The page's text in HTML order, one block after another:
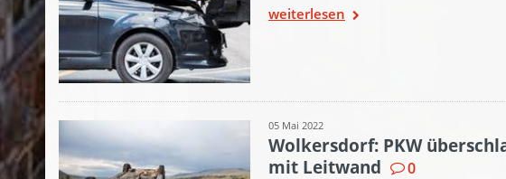
weiterlesen
05 Mai 2022
Wolkersdorf: PKW
mit Leitwand
0